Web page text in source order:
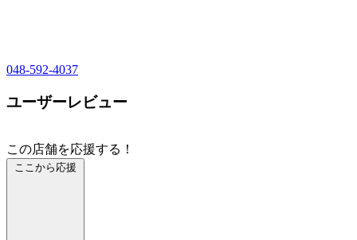
048-592-4037
ユーザーレビュー
この店舗を応援する！
ここから応援